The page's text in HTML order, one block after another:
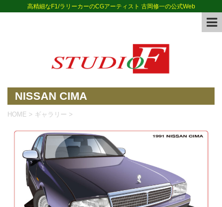
高精細なF1/ラリーカーのCGアーティスト 古岡修一の公式Web
NISSAN CIMA
HOME > ギャラリー >